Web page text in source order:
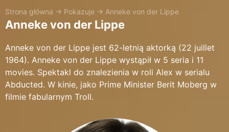
Strona główna → Pokazuje → Anneke von der Lippe
Anneke von der Lippe
Anneke von der Lippe jest 62-letnią aktorką (22 juillet
1964). Anneke von der Lippe wystąpił w 5 seria i 11
movies. Spektakl do znalezienia w roli Alex w serialu
Abducted. W kinie, jako Prime Minister Berit Moberg w
filmie fabularnym Troll.